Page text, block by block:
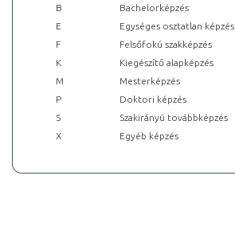
B
Bachelorképzés
E
Egységes osztatlan képzés
F
Felsőfokú szakképzés
K
Kiegészítő alapképzés
M
Mesterképzés
P
Doktori képzés
S
Szakirányú továbbképzés
X
Egyéb képzés